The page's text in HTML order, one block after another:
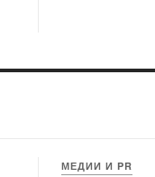
МЕДИИ И PR